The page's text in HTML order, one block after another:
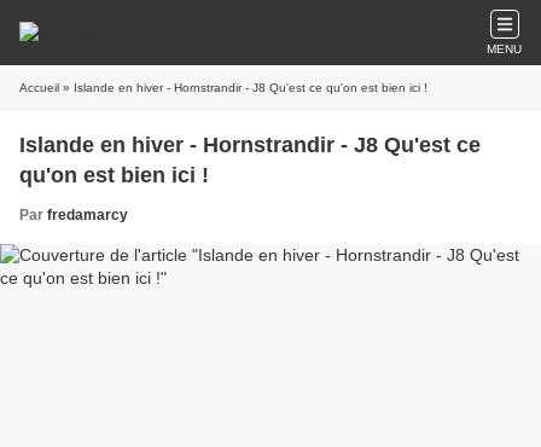
MENU
Accueil » Islande en hiver - Hornstrandir - J8 Qu'est ce qu'on est bien ici !
Islande en hiver - Hornstrandir - J8 Qu'est ce
qu'on est bien ici !
Par fredamarcy